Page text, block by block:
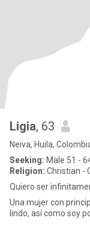
Ligia, 63
Neiva, Huila,
Seeking: Male 51 -
Religion: Christian -
Quiero ser
Una mujer con
lindo, así como soy